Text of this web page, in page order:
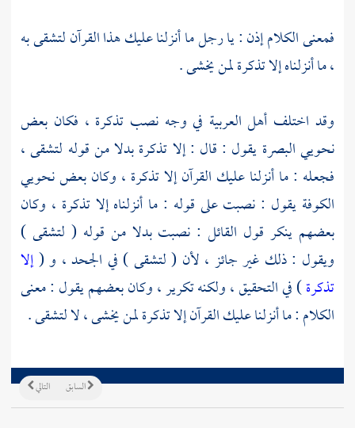
فمعنى الكلام إذن : يا رجل ما أنزلنا عليك هذا القرآن لتشقى به
، ما أنزلناه إلا تذكرة لمن يخشى .
وقد اختلف أهل العربية في وجه نصب تذكرة ، فكان بعض
نحوييالبصرة يقول : قال : إلا تذكرة بدلا من قوله لتشقى ،
فجعله : ما أنزلنا عليك القرآن إلا تذكرة ، وكان بعض نحويي
الكوفةيقول : نصبت على قوله : ما أنزلناه إلا تذكرة ، وكان
بعضهم ينكر قول القائل : نصبت بدلا من قوله ( لتشقى )
ويقول : ذلك غير جائز ، لأن ( لتشقى ) في الجحد ، و (إلا
تذكرة) في التحقيق ، ولكنه تكرير ، وكان بعضهم يقول : معنى
الكلام : ما أنزلنا عليك القرآن إلا تذكرة لمن يخشى ، لا لتشقى .
التالي السابق